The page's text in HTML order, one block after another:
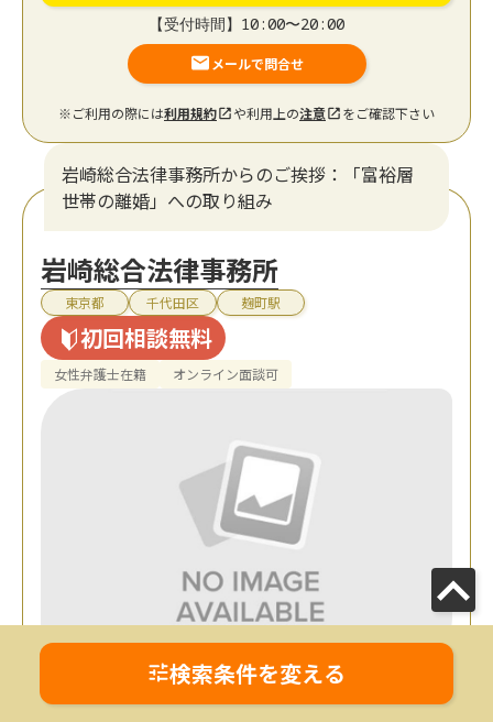
【受付時間】10:00〜20:00
メールで問合せ
※ご利用の際には利用規約 や利用上の注意 をご確認下さい
岩崎総合法律事務所からのご挨拶：「富裕層
世帯の離婚」への取り組み
岩崎総合法律事務所
東京都 千代田区 麹町駅
初回相談無料
女性弁護士在籍 オンライン面談可
検索条件を変える